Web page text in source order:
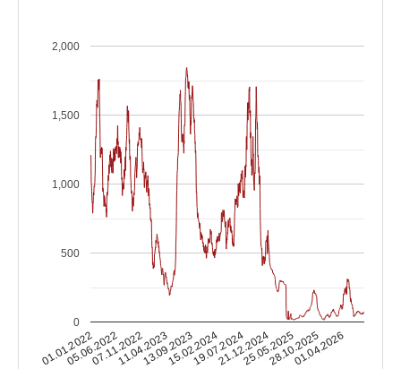
01.01.2022
05.06.2022
07.11.2022
11.04.2023
13.09.2023
15.02.2024
19.07.2024
21.12.2024
25.05.2025
28.10.2025
01.04.2026
0
500
1,000
1,500
2,000